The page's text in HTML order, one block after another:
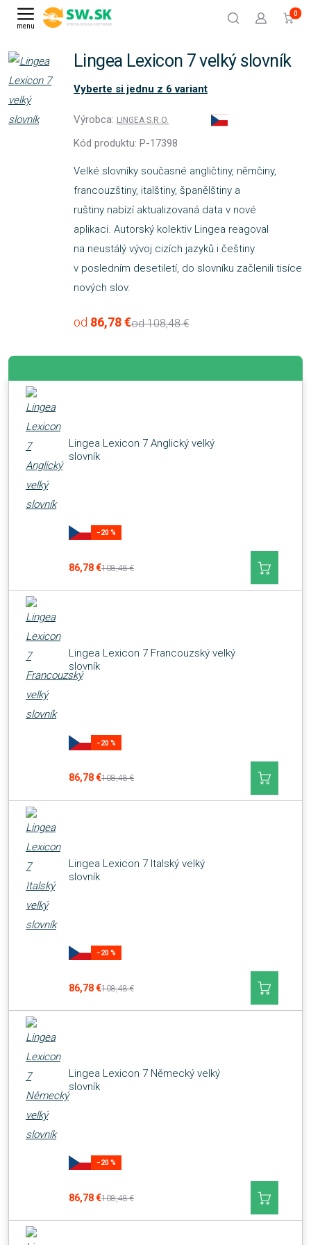
menu
0
Lingea Lexicon 7 velký slovník
Vyberte si jednu z 6 variant
Výrobca: LINGEA S.R.O.
Kód produktu: P-17398
Velké slovníky současné angličtiny, němčiny,
francouzštiny, italštiny, španělštiny a
ruštiny nabízí aktualizovaná data v nové
aplikaci. Autorský kolektiv Lingea reagoval
na neustálý vývoj cizích jazyků i češtiny
v posledním desetiletí, do slovníku začlenili tisíce
nových slov.
od 86,78 €od108,48 €
Lingea Lexicon 7 Anglický velký
slovník
−20 %
86,78 €108,48 €
Lingea Lexicon 7 Francouzský velký
slovník
−20 %
86,78 €108,48 €
Lingea Lexicon 7 Italský velký
slovník
−20 %
86,78 €108,48 €
Lingea Lexicon 7 Německý velký
slovník
−20 %
86,78 €108,48 €